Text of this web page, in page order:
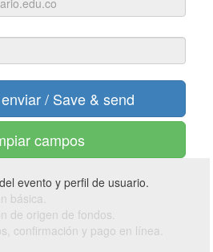
campos
evento y perfil de usuario.
básica.
de origen de fondos.
confirmación y pago en línea.